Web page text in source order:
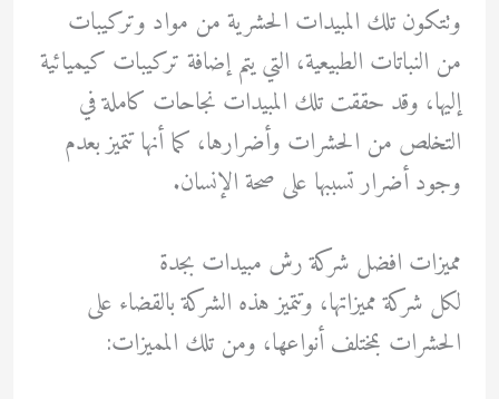
وتتكون تلك المبيدات الحشرية من مواد وتركيبات
من النباتات الطبيعية، التي يتم إضافة تركيبات كيميائية
إليها، وقد حققت تلك المبيدات نجاحات كاملة في
التخلص من الحشرات وأضرارها، كما أنها تتميز بعدم
وجود أضرار تسببها على صحة الإنسان.
مميزات افضل شركة رش مبيدات بجدة
لكل شركة مميزاتها، وتتميز هذه الشركة بالقضاء على
الحشرات بمختلف أنواعها، ومن تلك المميزات: